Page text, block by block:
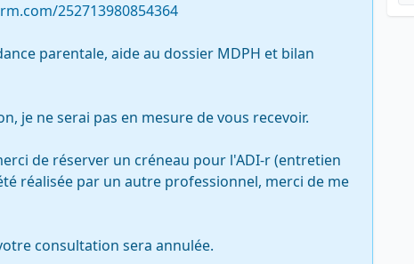
252713980854364
parentale, aide au dossier MDPH et bilan
je ne serai pas en mesure de vous recevoir.
de réserver un créneau pour l'ADI-r (entretien
réalisée par un autre professionnel, merci de me
consultation sera annulée.